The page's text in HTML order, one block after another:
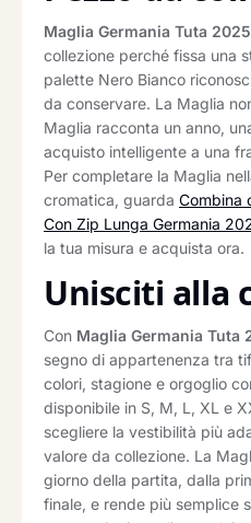
Maglia Germania Tuta 2025
collezione perché fissa una
palette Nero Bianco
da conservare. La Maglia
Maglia racconta un anno,
acquisto intelligente a una
Per completare la Maglia
cromatica, guarda Combina
Con Zip Lunga Germania
la tua misura e acquista ora.
Unisciti alla
Con Maglia Germania Tuta
segno di appartenenza tra
colori, stagione e orgoglio
disponibile in S, M, L, XL e
scegliere la vestibilità più
valore da collezione. La
giorno della partita, dalla
finale, e rende più semplice